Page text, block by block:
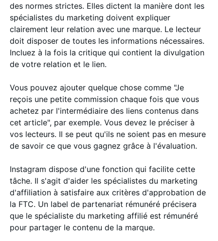
des normes strictes. Elles dictent la manière dont les
spécialistes du marketing doivent expliquer
clairement leur relation avec une marque. Le lecteur
doit disposer de toutes les informations nécessaires.
Incluez à la fois la critique qui contient la divulgation
de votre relation et le lien.
Vous pouvez ajouter quelque chose comme "Je
reçois une petite commission chaque fois que vous
achetez par l'intermédiaire des liens contenus dans
cet article", par exemple. Vous devez le préciser à
vos lecteurs. Il se peut qu'ils ne soient pas en mesure
de savoir ce que vous gagnez grâce à l'évaluation.
Instagram dispose d'une fonction qui facilite cette
tâche. Il s'agit d'aider les spécialistes du marketing
d'affiliation à satisfaire aux critères d'approbation de
la FTC. Un label de partenariat rémunéré précisera
que le spécialiste du marketing affilié est rémunéré
pour partager le contenu de la marque.